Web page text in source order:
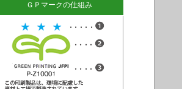
ＧＰマークの仕組み